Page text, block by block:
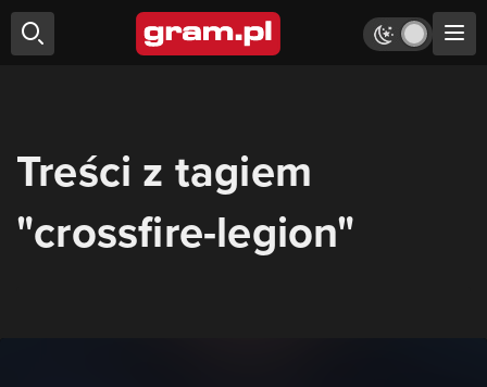
Treści z tagiem
"crossfire-legion"